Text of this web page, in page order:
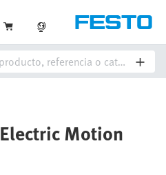
Electric Motion